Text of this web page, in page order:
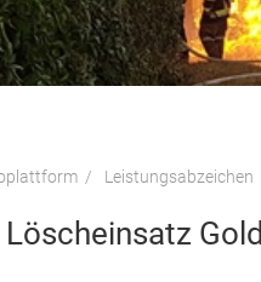
Leistungsabzeichen
Gold